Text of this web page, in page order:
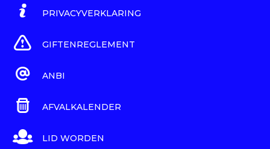
PRIVACYVERKLARING
GIFTENREGLEMENT
ANBI
AFVALKALENDER
LID WORDEN